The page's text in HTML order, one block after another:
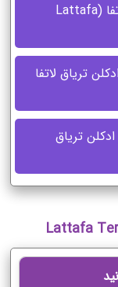
مناسبت‌های ویژه عطر و ادکلن تریاق لاتفا (Lattafa
تریاق لاتفا
تریاق